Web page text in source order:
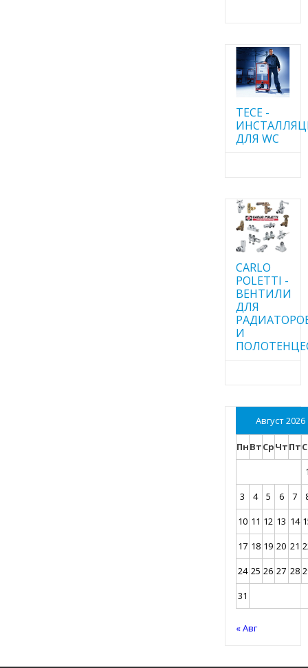
TECE -
ДЛЯ WC
CARLO
POLETTI -
ВЕНТИЛИ
ДЛЯ
И
Август 2026
ПнВтСрЧтПт
3
4 5 6 7
10 11 12 13 14
17 18 19 20 21
24 25 26 27 28
31
« Авг